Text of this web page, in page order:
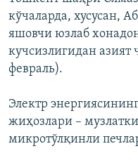
кўчаларда, хусусан,
яшовчи юзлаб
кучсизлигидан азият
февраль).
Электр
жиҳозлари –
микротўлқинли